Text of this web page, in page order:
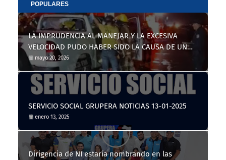
POPULARES
LA IMPRUDENCIA AL MANEJAR Y LA EXCESIVA
VELOCIDAD PUDO HABER SIDO LA CAUSA DE UN
TRÁGICO ACCIDENTE DE TRÁNSITO
mayo 20, 2026
SERVICIO SOCIAL GRUPERA NOTICIAS 13-01-2025
enero 13, 2025
Dirigencia de NI estaría nombrando en las